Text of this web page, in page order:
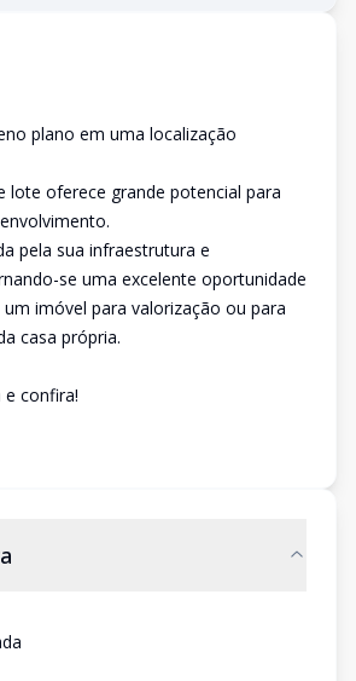
plano em uma localização
lote oferece grande potencial para
pela sua infraestrutura e
se uma excelente oportunidade
imóvel para valorização ou para
casa própria.
e confira!